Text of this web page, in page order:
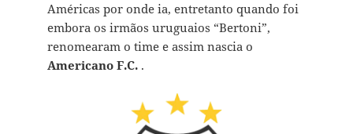
Américas por onde ia, entretanto quando foi
embora os irmãos uruguaios “Bertoni”,
renomearam o time e assim nascia o
Americano F.C..